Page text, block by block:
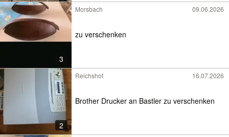
3
Morsbach 09.06.2026
zu verschenken
2
Reichshof 16.07.2026
Brother Drucker an Bastler zu verschenken